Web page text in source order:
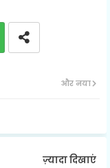
और नया
ज़्यादा दिखाएं